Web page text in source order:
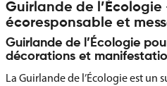
Guirlande de
écoresponsable et
Guirlande de l’Écologie
décorations et
La Guirlande de l’Écologie est